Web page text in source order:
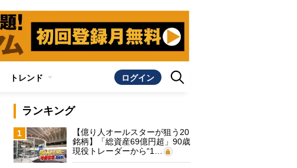
トレンド ログイン
ランキング
1
【億り人オールスターが狙う20
銘柄】「総資産69億円超」90歳
現役トレーダーから“1…